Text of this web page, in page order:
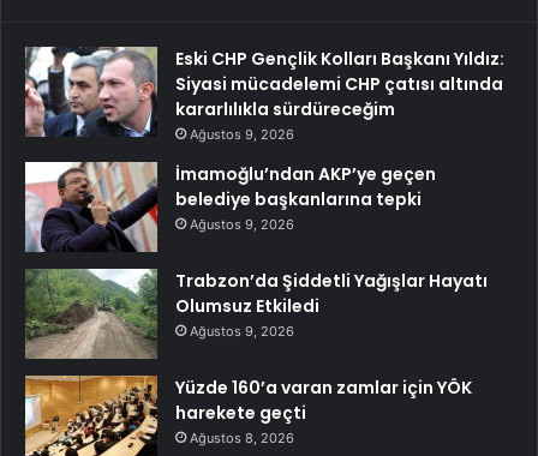
Eski CHP Gençlik Kolları Başkanı Yıldız:
Siyasi mücadelemi CHP çatısı altında
kararlılıkla sürdüreceğim
Ağustos 9, 2026
İmamoğlu’ndan AKP’ye geçen
belediye başkanlarına tepki
Ağustos 9, 2026
Trabzon’da Şiddetli Yağışlar Hayatı
Olumsuz Etkiledi
Ağustos 9, 2026
Yüzde 160’a varan zamlar için YÖK
harekete geçti
Ağustos 8, 2026